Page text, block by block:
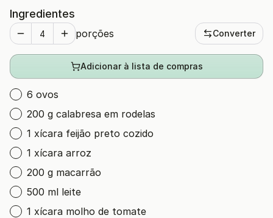
Ingredientes
porções Converter
Adicionar à lista de compras
6 ovos
200 g calabresa em rodelas
1 xícara feijão preto cozido
1 xícara arroz
200 g macarrão
500 ml leite
1 xícara molho de tomate